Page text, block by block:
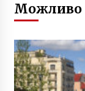
Можливо